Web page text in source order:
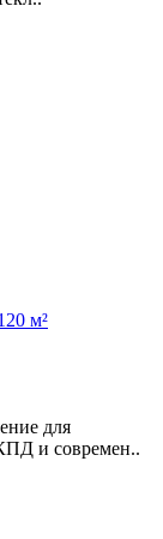
м²
для
и современ..